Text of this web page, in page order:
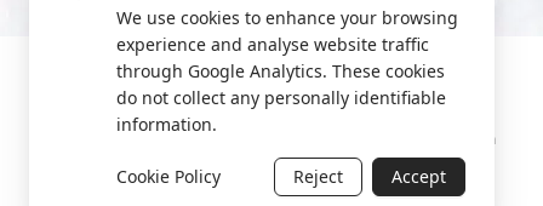
2022 World Protest Platform
We use cookies to enhance your browsing
experience and analyse website traffic
through Google Analytics. These cookies
do not collect any personally identifiable
information.
Cookie Policy Reject Accept